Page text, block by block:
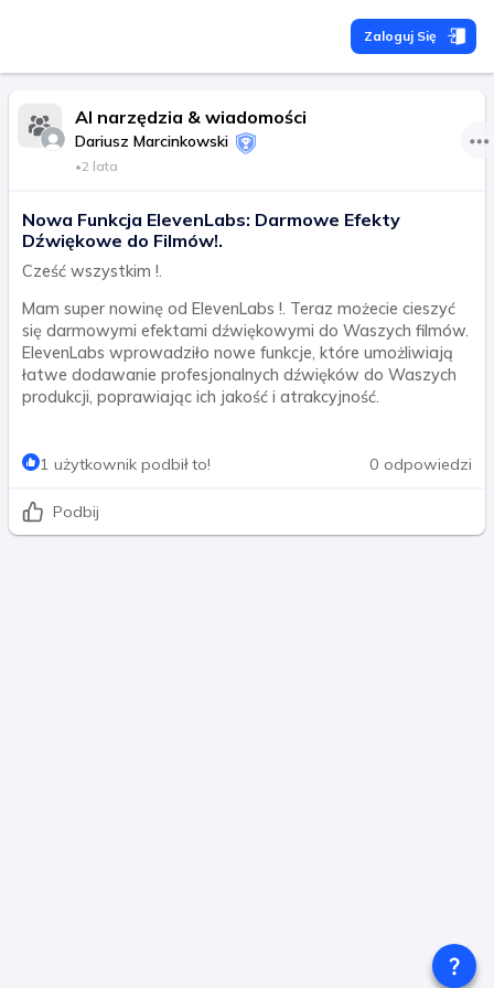
Zaloguj Się
AI narzędzia & wiadomości
Dariusz Marcinkowski
•2 lata
Nowa Funkcja ElevenLabs: Darmowe Efekty
Dźwiękowe do Filmów!.
Cześć wszystkim !.
Mam super nowinę od ElevenLabs !. Teraz możecie cieszyć
się darmowymi efektami dźwiękowymi do Waszych filmów.
ElevenLabs wprowadziło nowe funkcje, które umożliwiają
łatwe dodawanie profesjonalnych dźwięków do Waszych
produkcji, poprawiając ich jakość i atrakcyjność.
1 użytkownik podbił to! 0 odpowiedzi
Podbij